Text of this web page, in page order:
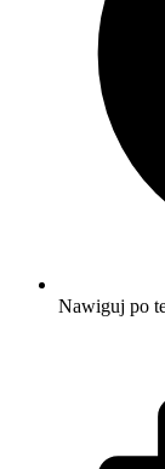
Nawiguj po